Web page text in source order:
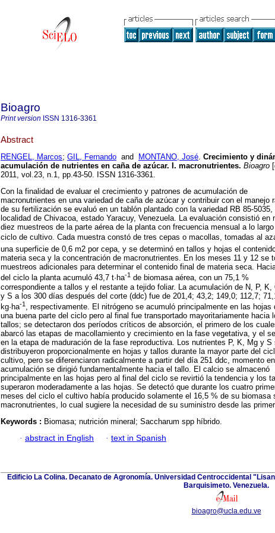
Bioagro
Print version ISSN 1316-3361
Abstract
RENGEL, Marcos; GIL, Fernando and MONTANO, José. Crecimiento y
acumulación de nutrientes en caña de azúcar. I. macronutrientes. Bioagro
2011, vol.23, n.1, pp.43-50. ISSN 1316-3361.
Con la finalidad de evaluar el crecimiento y patrones de acumulación de
macronutrientes en una variedad de caña de azúcar y contribuir con el manejo
de su fertilización se evaluó en un tablón plantado con la variedad RB 85-5035,
localidad de Chivacoa, estado Yaracuy, Venezuela. La evaluación consistió en
diez muestreos de la parte aérea de la planta con frecuencia mensual a lo largo
ciclo de cultivo. Cada muestra constó de tres cepas o macollas, tomadas al
una superficie de 0,6 m2 por cepa, y se determinó en tallos y hojas el
materia seca y la concentración de macronutrientes. En los meses 11 y 12 se
muestreos adicionales para determinar el contenido final de materia seca.
del ciclo la planta acumuló 43,7 t·ha-1 de biomasa aérea, con un 75,1 %
correspondiente a tallos y el restante a tejido foliar. La acumulación de N, P, K,
y S a los 300 días después del corte (ddc) fue de 201,4; 43,2; 149,0; 112,7;
kg·ha-1 , respectivamente. El nitrógeno se acumuló principalmente en las hojas
una buena parte del ciclo pero al final fue transportado mayoritariamente hacia
tallos; se detectaron dos períodos críticos de absorción, el primero de los
abarcó las etapas de macollamiento y crecimiento en la fase vegetativa, y el
en la etapa de maduración de la fase reproductiva. Los nutrientes P, K, Mg y S
distribuyeron proporcionalmente en hojas y tallos durante la mayor parte del
cultivo, pero se diferenciaron radicalmente a partir del día 251 ddc, momento
acumulación se dirigió fundamentalmente hacia el tallo. El calcio se almacenó
principalmente en las hojas pero al final del ciclo se revirtió la tendencia y los
superaron moderadamente a las hojas. Se detectó que durante los cuatro
meses del ciclo el cultivo había producido solamente el 16,5 % de su
macronutrientes, lo cual sugiere la necesidad de su suministro desde las
Keywords : Biomasa; nutrición mineral; Saccharum spp híbrido.
· abstract in English · text in Spanish
Edificio La Colina. Decanato de Agronomía. Universidad Centroccidental
Barquisimeto. Venezuela.
bioagro@ucla.edu.ve